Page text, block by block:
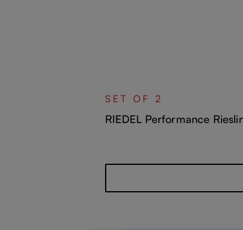
SET OF 2
RIEDEL Performance
정상 가격: